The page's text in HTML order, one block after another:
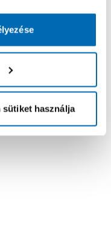
sütiket használja